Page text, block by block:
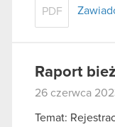
PDF
Raport
26 czerwca
Temat: